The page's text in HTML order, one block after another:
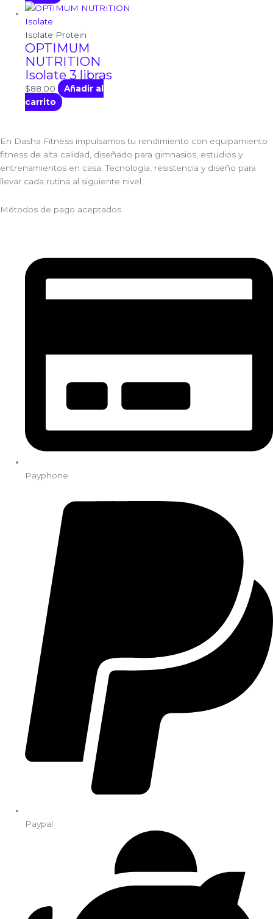
Isolate Protein
OPTIMUM
NUTRITION
Isolate 3 libras
$88.00
Añadir al
carrito
En Dasha Fitness impulsamos tu rendimiento con equipamiento
fitness de alta calidad, diseñado para gimnasios, estudios y
entrenamientos en casa. Tecnología, resistencia y diseño para
llevar cada rutina al siguiente nivel.
Métodos de pago aceptados
Payphone
Paypal